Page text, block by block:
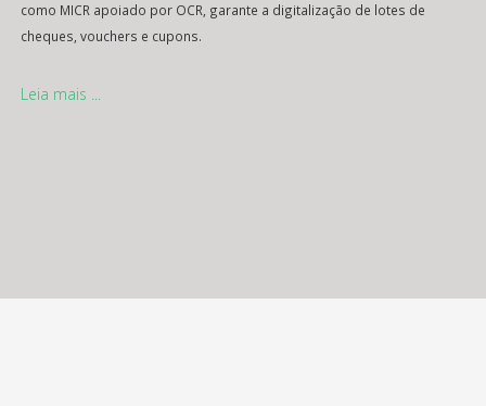
como MICR apoiado por OCR, garante a digitalização de lotes de
cheques, vouchers e cupons.
Leia mais ...